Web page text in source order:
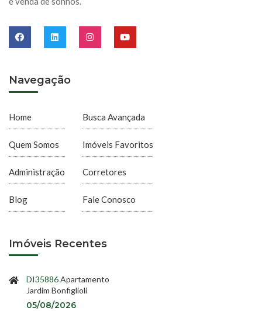
Navegação
Home
Quem Somos
Administração
Blog
Busca Avançada
Imóveis Favoritos
Corretores
Fale Conosco
Imóveis Recentes
DI35886Apartamento
Jardim Bonfiglioli
05/08/2026